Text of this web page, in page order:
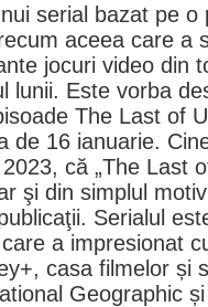
serial bazat pe o
aceea care a
jocuri video din
lunii. Este vorba
The Last of
de 16 ianuarie.
, că „The Last
şi din simplul
Serialul
a impresionat
casa filmelor și
Geographic